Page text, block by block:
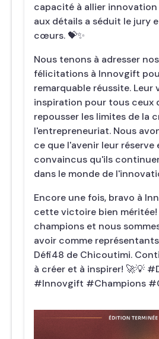
capacité à allier
aux détails a séduit le jury
cœurs. 💝✨
Nous tenons à adresser
félicitations à Innovgift
remarquable réussite.
inspiration pour tous ceux
repousser les limites de la
l'entrepreneuriat. Nous
ce que l'avenir leur réserve
convaincus qu'ils
dans le monde de
Encore une fois, bravo à
cette victoire bien méritée!
champions et nous
avoir comme
Défi48 de Chicoutimi.
à créer et à inspirer! 🚀💡
#Innovgift #Champions